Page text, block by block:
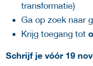
transformatie)
Ga op zoek naar
Krijg toegang tot
Schrijf je vóór 19